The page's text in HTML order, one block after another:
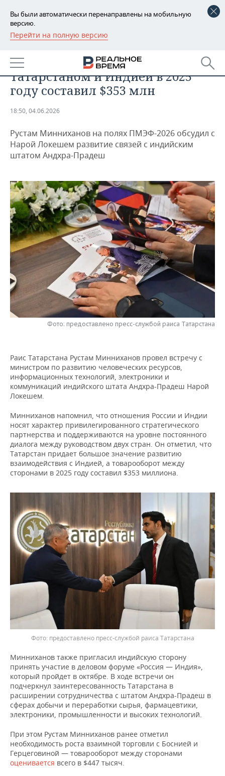
Вы были автоматически перенаправлены на мобильную
версию.
Перейти на полную версию
РЕГИОНЫ
БАШКОРТОСТАН
ТАТАРСТАН
НОВОСТИ
АНАЛИТИКА
ДЕКЛАРАЦИИ О ДОХОДАХ
КОРОЛИ ГОСЗАКАЗА ПФО
КОМУ ПРИНАДЛЕЖАТ
ТОРГОВЫЕ ЦЕНТРЫ
ТАТАРСТАНА
НОВОСТИ ЭКОНОМИКИ
ФИНАНСЫ
БЮДЖЕТ
ИНВЕСТИЦИИ
ПРОМЫШЛЕННОСТЬ
НОВОСТИ
ПРОМЫШЛЕННОСТИ
АГРОПРОМ
МАШИНОСТРОЕНИЕ
НЕФТЕХИМИЯ
НЕФТЬ
ОПК
ЭНЕРГЕТИКА
НЕДВИЖИМОСТЬ
НОВОСТИ АВТО
БИЗНЕС
НОВОСТИ БИЗНЕСА
РОЗНИЧНАЯ ТОРГОВЛЯ
ТРАНСПОРТ
УСЛУГИ
ТЕХНОЛОГИИ
НОВОСТИ ТЕХНОЛОГИЙ
IT
МЕДИА
ТЕЛЕКОММУНИКАЦИИ
МЕРОПРИЯТИЯ
НОВОСТИ МЕРОПРИЯТИЙ
ВЫЕЗДНАЯ РЕДАКЦИЯ
БИЗНЕС-БРАНЧИ
ОТКРЫТАЯ ЛЕКЦИЯ
СПОРТ
НОВОСТИ СПОРТА
ФУТБОЛ
БАСКЕТБОЛ
ВОЛЕЙБОЛ
ФИГУРНОЕ КАТАНИЕ
ВОДНЫЕ ВИДЫ СПОРТА
ХОККЕЙ С МЯЧОМ
ОБЩЕСТВО
НОВОСТИ ОБЩЕСТВА
ИНФРАСТРУКТУРА
ИСТОРИЯ
МЕДИЦИНА
ОБРАЗОВАНИЕ
ПРОИСШЕСТВИЯ
ФОТОГАЛЕРЕЯ
СПРАВОЧНИК
СПИСОК ПЕРСОН
ПОЛНАЯ ВЕРСИЯ
Товарооборот между
Татарстаном и Индией в 2025
году составил $353 млн
18:50, 04.06.2026
Рустам Минниханов на полях ПМЭФ-2026 обсудил с
Нарой Локешем развитие связей с индийским
штатом Андхра-Прадеш
Фото: предоставлено пресс-службой раиса Татарстана
Раис Татарстана Рустам Минниханов провел встречу с
министром по развитию человеческих ресурсов,
информационных технологий, электроники и
коммуникаций индийского штата Андхра-Прадеш Нарой
Локешем.
Минниханов напомнил, что отношения России и Индии
носят характер привилегированного стратегического
партнерства и поддерживаются на уровне постоянного
диалога между руководством двух стран. Он отметил, что
Татарстан придает большое значение развитию
взаимодействия с Индией, а товарооборот между
сторонами в 2025 году составил $353 миллиона.
предоставлено пресс-службой раиса Татарстана
Минниханов также пригласил индийскую сторону
принять участие в деловом форуме «Россия — Индия»,
который пройдет в октябре. В ходе встречи он
подчеркнул заинтересованность Татарстана в
расширении сотрудничества с штатом Андхра-Прадеш в
сферах добычи и переработки сырья, фармацевтики,
электроники, промышленности и высоких технологий.
При этом Рустам Минниханов ранее отметил
необходимость роста взаимной торговли с Боснией и
Герцеговиной — товарооборот между сторонами
оценивается всего в $447 тысяч.